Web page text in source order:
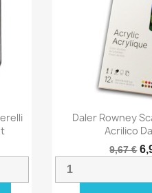
Daler Rowney
Acrilico
9,67 €